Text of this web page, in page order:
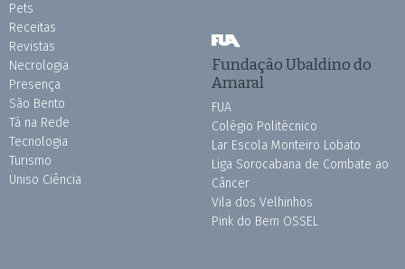
Pets
Receitas
Revistas
Necrologia
Presença
São Bento
Tá na Rede
Tecnologia
Turismo
Uniso Ciência
Fundação Ubaldino do
Amaral
FUA
Colégio Politécnico
Lar Escola Monteiro Lobato
Liga Sorocabana de Combate ao
Câncer
Vila dos Velhinhos
Pink do Bem OSSEL